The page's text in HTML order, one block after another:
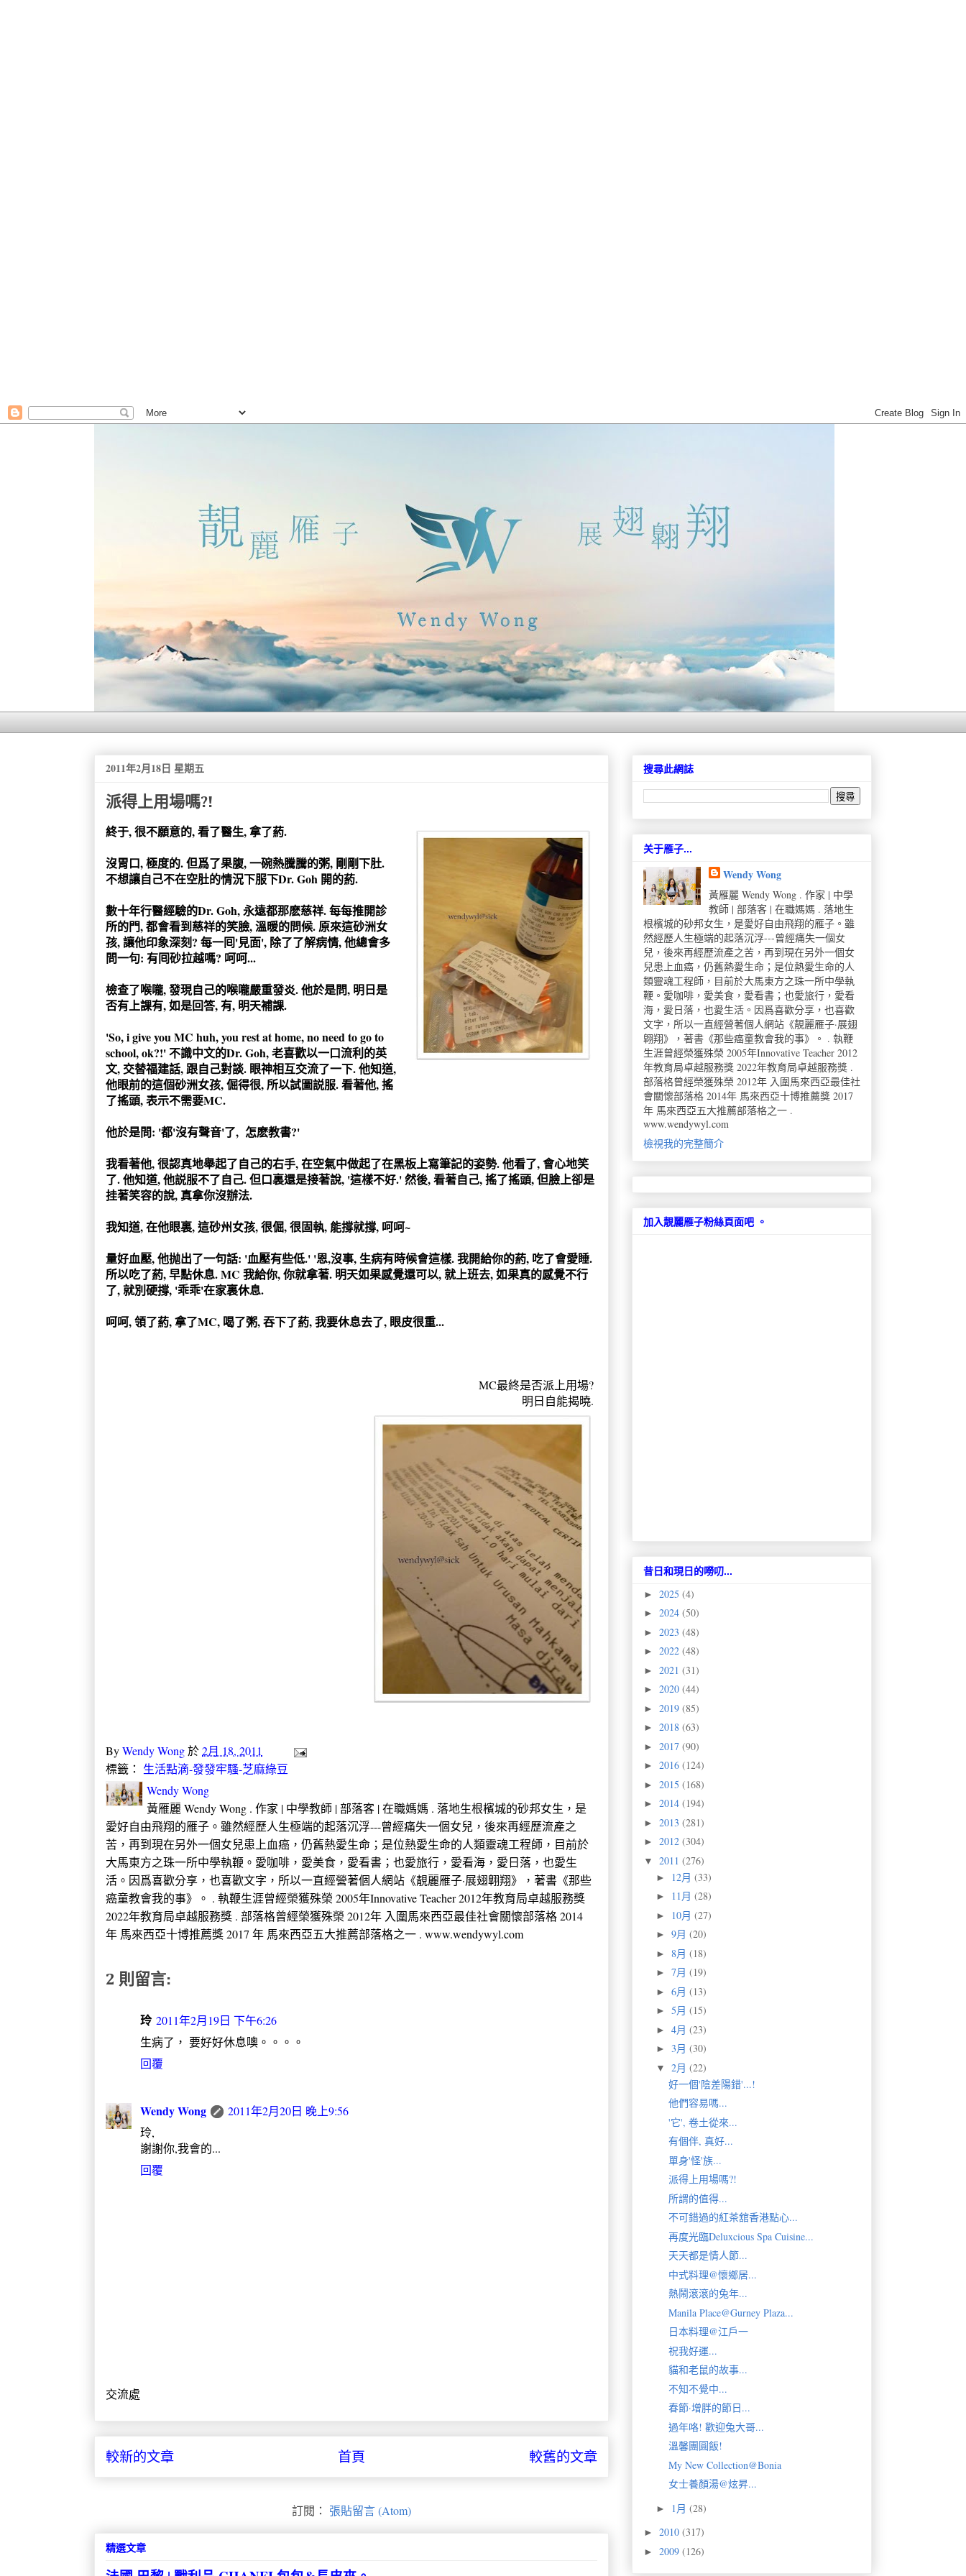
2011年2月18日 星期五
派得上用場嗎?!
終于, 很不願意的, 看了醫生, 拿了葯.
沒胃口, 極度的. 但爲了果腹, 一碗熱騰騰的粥, 剛剛下肚.
不想讓自己不在空肚的情況下服下Dr. Goh 開的葯.
數十年行醫經驗的Dr. Goh, 永遠都那麽慈祥. 每每推開診
所的門, 都會看到慈祥的笑臉, 溫暖的問候. 原來這砂洲女
孩, 讓他印象深刻? 每一囘'見面', 除了了解病情, 他總會多
問一句: 有囘砂拉越嗎? 呵呵...
檢查了喉嚨, 發現自己的喉嚨嚴重發炎. 他於是問, 明日是
否有上課有, 如是回答, 有, 明天補課.
'So, i give you MC huh, you rest at home, no need to go to
school, ok?!' 不識中文的Dr. Goh, 老喜歡以一口流利的英
文, 交替福建話, 跟自己對談. 眼神相互交流了一下. 他知道,
他眼前的這個砂洲女孩, 倔得很, 所以試圖説服. 看著他, 搖
了搖頭, 表示不需要MC.
他於是問: '都'沒有聲音'了, 怎麽教書?'
我看著他, 很認真地舉起了自己的右手, 在空氣中做起了在黑板上寫筆記的姿勢. 他看了, 會心地笑
了. 他知道, 他説服不了自己. 但口裏還是接著說, '這樣不好.' 然後, 看著自己, 搖了搖頭, 但臉上卻是
挂著笑容的說, 真拿你沒辦法.
我知道, 在他眼裏, 這砂州女孩, 很倔, 很固執, 能撐就撐, 呵呵~
量好血壓, 他抛出了一句話: '血壓有些低.' '恩,沒事, 生病有時候會這樣. 我開給你的葯, 吃了會愛睡.
所以吃了葯, 早點休息. MC 我給你, 你就拿著. 明天如果感覺還可以, 就上班去, 如果真的感覺不行
了, 就別硬撐, '乖乖'在家裏休息.
呵呵, 領了葯, 拿了MC, 喝了粥, 吞下了葯, 我要休息去了, 眼皮很重...
MC最終是否派上用場?
明日自能揭曉.
ByWendy Wong於2月 18, 2011
標籤： 生活點滴-發發牢騷-芝麻綠豆
Wendy Wong
黃雁麗 Wendy Wong . 作家 | 中學教師 | 部落客 | 在職媽媽 . 落地生根檳城的砂邦女生，是
愛好自由飛翔的雁子。雖然經歷人生極端的起落沉浮---曾經痛失一個女兒，後來再經歷流產之
苦，再到現在另外一個女兒患上血癌，仍舊熱愛生命；是位熱愛生命的人類靈魂工程師，目前於
大馬東方之珠一所中學執鞭。愛咖啡，愛美食，愛看書；也愛旅行，愛看海，愛日落，也愛生
活。因爲喜歡分享，也喜歡文字，所以一直經營著個人網站《靚麗雁子·展翅翺翔》，著書《那些
癌童教會我的事》。 . 執鞭生涯曾經榮獲殊榮 2005年Innovative Teacher 2012年教育局卓越服務獎
2022年教育局卓越服務獎 . 部落格曾經榮獲殊榮 2012年 入圍馬來西亞最佳社會關懷部落格 2014
年 馬來西亞十博推薦獎 2017 年 馬來西亞五大推薦部落格之一 . www.wendywyl.com
2 則留言:
玲 2011年2月19日 下午6:26
生病了， 要好好休息噢。。。。
回覆
Wendy Wong
2011年2月20日 晚上9:56
玲,
謝謝你,我會的...
回覆
交流處
較新的文章 較舊的文章
首頁
訂閱： 張貼留言 (Atom)
精選文章
搜尋此網誌
关于雁子...
Wendy Wong
黃雁麗 Wendy Wong . 作家 | 中學
教師 | 部落客 | 在職媽媽 . 落地生
根檳城的砂邦女生，是愛好自由飛翔的雁子。雖
然經歷人生極端的起落沉浮---曾經痛失一個女
兒，後來再經歷流產之苦，再到現在另外一個女
兒患上血癌，仍舊熱愛生命；是位熱愛生命的人
類靈魂工程師，目前於大馬東方之珠一所中學執
鞭。愛咖啡，愛美食，愛看書；也愛旅行，愛看
海，愛日落，也愛生活。因爲喜歡分享，也喜歡
文字，所以一直經營著個人網站《靚麗雁子·展翅
翺翔》，著書《那些癌童教會我的事》。 . 執鞭
生涯曾經榮獲殊榮 2005年Innovative Teacher 2012
年教育局卓越服務獎 2022年教育局卓越服務獎 .
部落格曾經榮獲殊榮 2012年 入圍馬來西亞最佳社
會關懷部落格 2014年 馬來西亞十博推薦獎 2017
年 馬來西亞五大推薦部落格之一 .
www.wendywyl.com
檢視我的完整簡介
加入靚麗雁子粉絲頁面吧 。
昔日和現日的嘮叨...
► 2025 (4)
► 2024 (50)
► 2023 (48)
► 2022 (48)
► 2021 (31)
► 2020 (44)
► 2019 (85)
► 2018 (63)
► 2017 (90)
► 2016 (124)
► 2015 (168)
► 2014 (194)
► 2013 (281)
► 2012 (304)
▼ 2011 (276)
► 12月 (33)
► 11月 (28)
► 10月 (27)
► 9月 (20)
► 8月 (18)
► 7月 (19)
► 6月 (13)
► 5月 (15)
► 4月 (23)
► 3月 (30)
▼ 2月 (22)
好一個'陰差陽錯'...!
他們容易嗎...
'它', 卷土從來...
有個伴, 真好...
單身'怪'族...
派得上用場嗎?!
所謂的值得...
不可錯過的紅茶舘香港點心...
再度光臨Deluxcious Spa Cuisine...
天天都是情人節...
中式料理@懷鄉居...
熱鬧滾滾的兔年...
Manila Place@Gurney Plaza...
日本料理@江戶一
祝我好運...
貓和老鼠的故事...
不知不覺中...
春節·增胖的節日...
過年咯! 歡迎兔大哥...
溫馨團圓飯!
My New Collection@Bonia
女士養顏湯@炫昇...
► 1月 (28)
► 2010 (317)
► 2009 (126)